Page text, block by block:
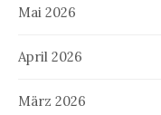
Mai 2026
April 2026
März 2026